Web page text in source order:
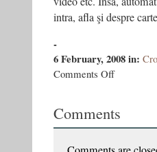
intra, afla şi despre
-
6 February, 2008in:
Comments Offon
Ernu
Comments